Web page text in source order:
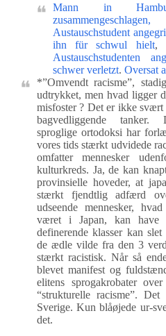
Mann in
zusammengeschlagen,
Austauschstudent
ihn für schwul hielt
Austauschstudenten
schwer verletzt. Oversat
*”Omvendt racisme”,
udtrykket, men hvad ligger
misfoster ? Det er ikke
bagvedliggende tanker.
sproglige ortodoksi har
vores tids stærkt udvidede
omfatter mennesker
kulturkreds. Ja, de kan
provinsielle hoveder, at
stærkt fjendtlig adfærd
udseende mennesker,
været i Japan, kan have
definerende klasser kan
de ædle vilde fra den 3
stærkt racistisk. Når så
blevet manifest og
elitens sprogakrobater
“strukturelle racisme”.
Sverige. Kun blåøjede ur-
det.